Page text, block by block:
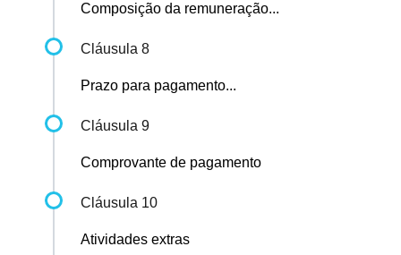
Composição da remuneração...
Cláusula 8
Prazo para pagamento...
Cláusula 9
Comprovante de pagamento
Cláusula 10
Atividades extras